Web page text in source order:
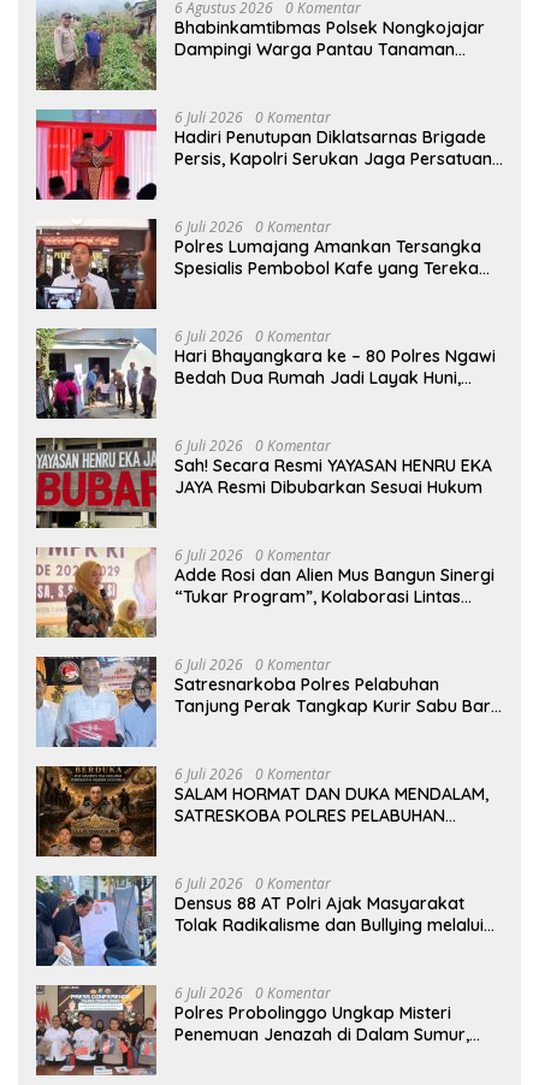
6 Agustus 2026 0 Komentar
Bhabinkamtibmas Polsek Nongkojajar
Dampingi Warga Pantau Tanaman
6 Juli 2026 0 Komentar
Hadiri Penutupan Diklatsarnas Brigade
Persis, Kapolri Serukan Jaga Persatuan-
6 Juli 2026 0 Komentar
Polres Lumajang Amankan Tersangka
Spesialis Pembobol Kafe yang Terekam
6 Juli 2026 0 Komentar
Hari Bhayangkara ke – 80 Polres Ngawi
Bedah Dua Rumah Jadi Layak Huni,
6 Juli 2026 0 Komentar
Sah! Secara Resmi YAYASAN HENRU EKA
JAYA Resmi Dibubarkan Sesuai Hukum
6 Juli 2026 0 Komentar
Adde Rosi dan Alien Mus Bangun Sinergi
“Tukar Program”, Kolaborasi Lintas
6 Juli 2026 0 Komentar
Satresnarkoba Polres Pelabuhan
Tanjung Perak Tangkap Kurir Sabu Baru
6 Juli 2026 0 Komentar
SALAM HORMAT DAN DUKA MENDALAM,
SATRESKOBA POLRES PELABUHAN
PEMBERANTAS NARKOBA DI KATINGAN
6 Juli 2026 0 Komentar
Densus 88 AT Polri Ajak Masyarakat
Tolak Radikalisme dan Bullying melalui
6 Juli 2026 0 Komentar
Polres Probolinggo Ungkap Misteri
Penemuan Jenazah di Dalam Sumur,